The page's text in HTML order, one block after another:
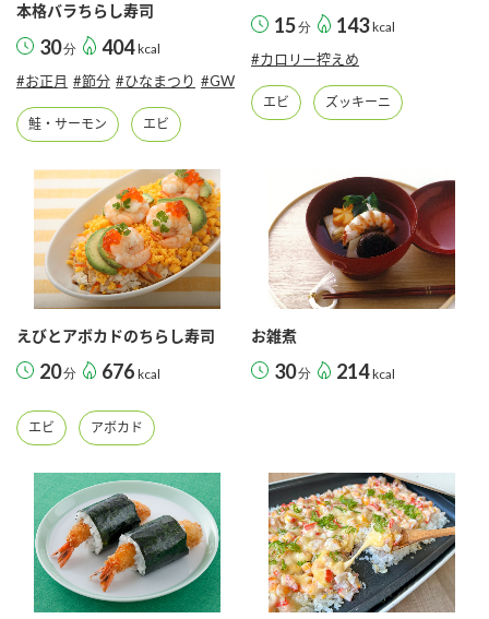
本格バラちらし寿司
30分 404 kcal
#お正月 #節分 #ひなまつり #GW
鮭・サーモン エビ
15分 143 kcal
#カロリー控えめ
エビ ズッキーニ
えびとアボカドのちらし寿司
20分 676 kcal
エビ アボカド
お雑煮
30分 214 kcal